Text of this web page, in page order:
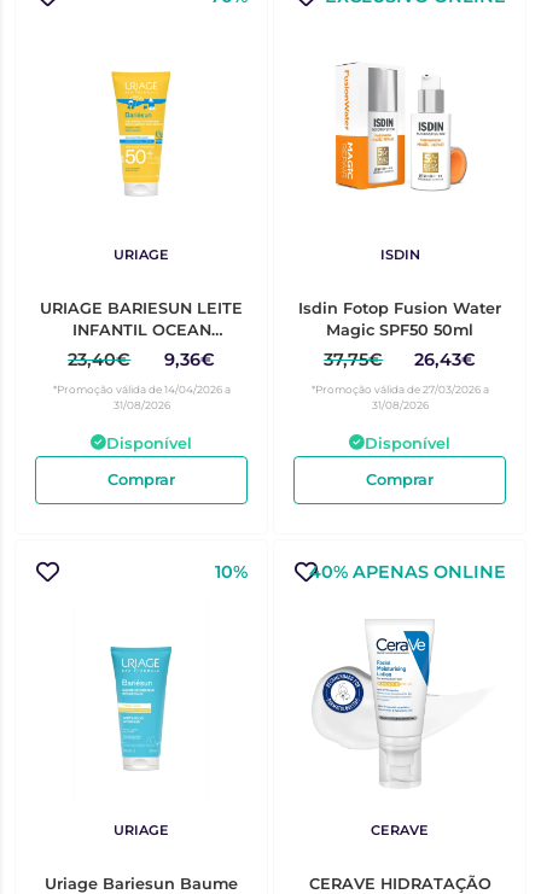
URIAGE
URIAGE BARIESUN LEITE
INFANTIL OCEAN
RESPECT SPF50+ 100ML
23,40€ 9,36€
*Promoção válida de 14/04/2026 a
31/08/2026
Disponível
Comprar
ISDIN
Isdin Fotop Fusion Water
Magic SPF50 50ml
37,75€ 26,43€
*Promoção válida de 27/03/2026 a
31/08/2026
Disponível
Comprar
10%
URIAGE
Uriage Bariesun Baume
40% APENAS ONLINE
CERAVE
CERAVE HIDRATAÇÃO